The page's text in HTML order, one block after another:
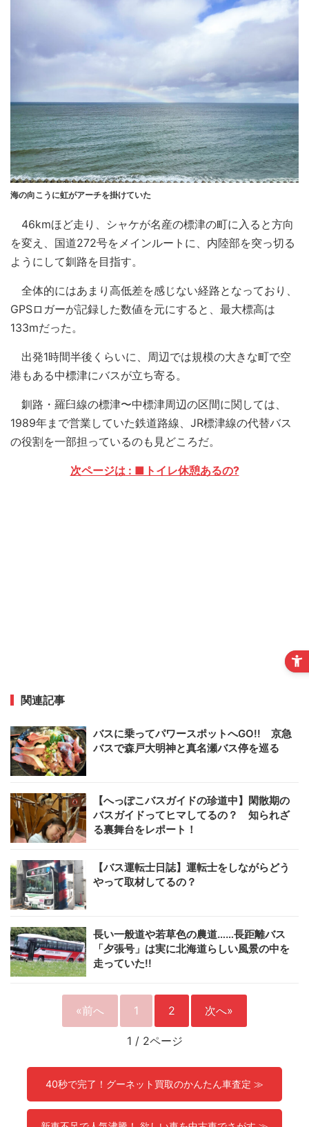
海の向こうに虹がアーチを掛けていた
46kmほど走り、シャケが名産の標津の町に入ると方向
を変え、国道272号をメインルートに、内陸部を突っ切る
ようにして釧路を目指す。
全体的にはあまり高低差を感じない経路となっており、
GPSロガーが記録した数値を元にすると、最大標高は
133mだった。
出発1時間半後くらいに、周辺では規模の大きな町で空
港もある中標津にバスが立ち寄る。
釧路・羅臼線の標津〜中標津周辺の区間に関しては、
1989年まで営業していた鉄道路線、JR標津線の代替バス
の役割を一部担っているのも見どころだ。
次ページは : ■トイレ休憩あるの?
関連記事
バスに乗ってパワースポットへGO!! 京急
バスで森戸大明神と真名瀬バス停を巡る
【へっぽこバスガイドの珍道中】閑散期の
バスガイドってヒマしてるの？ 知られざ
る裏舞台をレポート！
【バス運転士日誌】運転士をしながらどう
やって取材してるの？
長い一般道や若草色の農道……長距離バス
「夕張号」は実に北海道らしい風景の中を
走っていた!!
«前へ 1 2 次へ»
1 / 2ページ
40秒で完了！グーネット買取のかんたん車査定 ≫